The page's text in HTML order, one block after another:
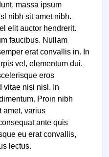
massa ipsum
nibh sit amet nibh.
elit auctor hendrerit.
faucibus. Nullam
erat convallis in. In
vel, elementum dui.
eros
vitae nisi nisl. In
Proin nibh
amet, varius
ante quis
eu erat convallis,
lectus.